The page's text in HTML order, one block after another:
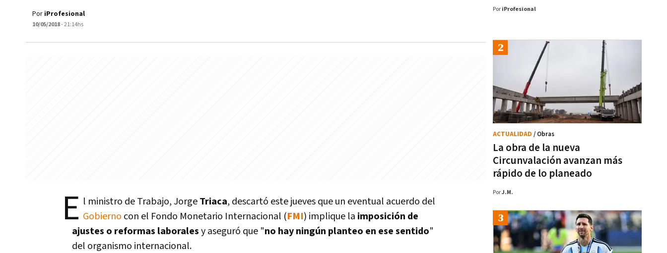
Por iProfesional
10/05/2018- 21:14hs
E l ministro de Trabajo, JorgeTriaca, descartó este jueves que un eventual acuerdo del
Gobierno con el Fondo Monetario Internacional (FMI) implique la imposición de
ajustes o reformas laboralesy aseguró que "no hay ningún planteo en ese sentido"
del organismo internacional.
Por iProfesional
La obra de la nueva
Circunvalación avanzan más
rápido de lo planeado
ACTUALIDAD / Obras
PorJ.M.